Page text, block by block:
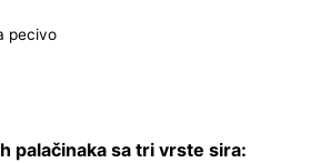
pecivo
palačinaka sa tri vrste sira: